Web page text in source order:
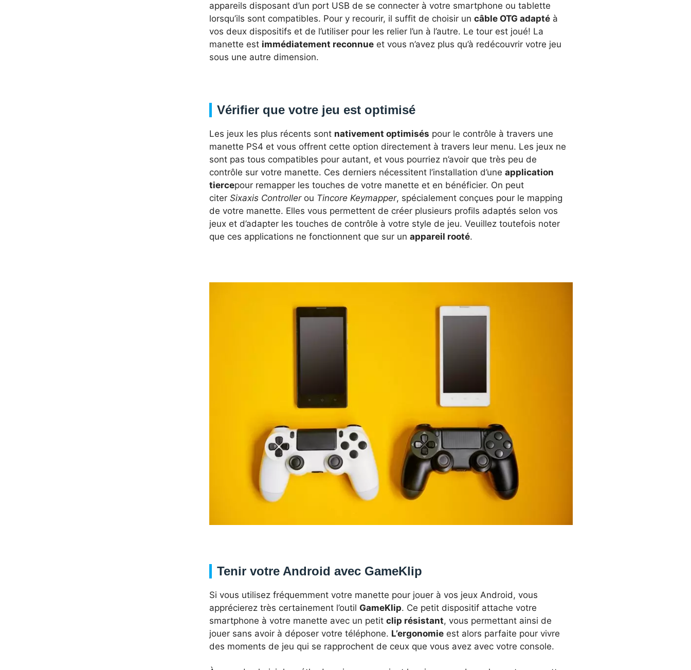
appareils disposant d’un port USB de se connecter à votre smartphone ou tablette
lorsqu’ils sont compatibles. Pour y recourir, il suffit de choisir un câble OTG adapté à
vos deux dispositifs et de l’utiliser pour les relier l’un à l’autre. Le tour est joué! La
manette est immédiatement reconnue et vous n’avez plus qu’à redécouvrir votre jeu
sous une autre dimension.
Vérifier que votre jeu est optimisé
Les jeux les plus récents sont nativement optimisés pour le contrôle à travers une
manette PS4 et vous offrent cette option directement à travers leur menu. Les jeux ne
sont pas tous compatibles pour autant, et vous pourriez n’avoir que très peu de
contrôle sur votre manette. Ces derniers nécessitent l’installation d’une application
tiercepour remapper les touches de votre manette et en bénéficier. On peut
citer Sixaxis Controllerou Tincore Keymapper, spécialement conçues pour le mapping
de votre manette. Elles vous permettent de créer plusieurs profils adaptés selon vos
jeux et d’adapter les touches de contrôle à votre style de jeu. Veuillez toutefois noter
que ces applications ne fonctionnent que sur un appareil rooté.
Tenir votre Android avec GameKlip
Si vous utilisez fréquemment votre manette pour jouer à vos jeux Android, vous
apprécierez très certainement l’outil GameKlip. Ce petit dispositif attache votre
smartphone à votre manette avec un petit clip résistant, vous permettant ainsi de
jouer sans avoir à déposer votre téléphone. L’ergonomie est alors parfaite pour vivre
des moments de jeu qui se rapprochent de ceux que vous avez avec votre console.